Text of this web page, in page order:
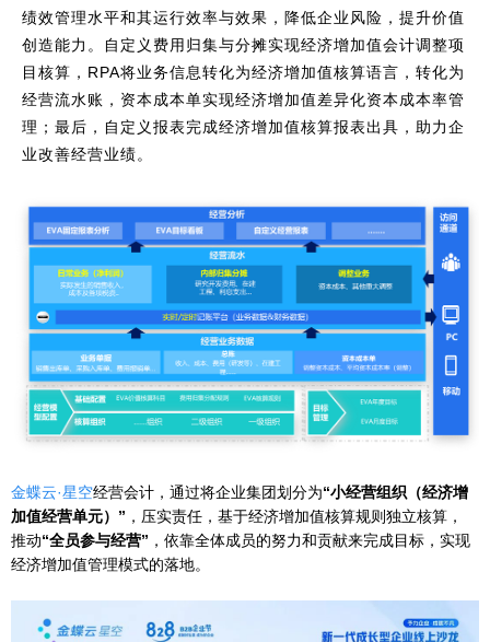
绩效管理水平和其运行效率与效果，降低企业风险，提升价值
创造能力。自定义费用归集与分摊实现经济增加值会计调整项
目核算，RPA将业务信息转化为经济增加值核算语言，转化为
经营流水账，资本成本单实现经济增加值差异化资本成本率管
理；最后，自定义报表完成经济增加值核算报表出具，助力企
业改善经营业绩。
金蝶云·星空经营会计，通过将企业集团划分为“小经营组织（经济增
加值经营单元）” ，压实责任，基于经济增加值核算规则独立核算，
推动“全员参与经营” ，依靠全体成员的努力和贡献来完成目标，实现
经济增加值管理模式的落地。